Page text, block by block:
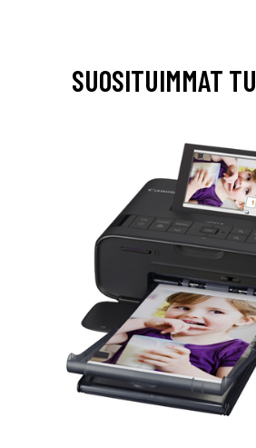
SUOSITUIMMAT